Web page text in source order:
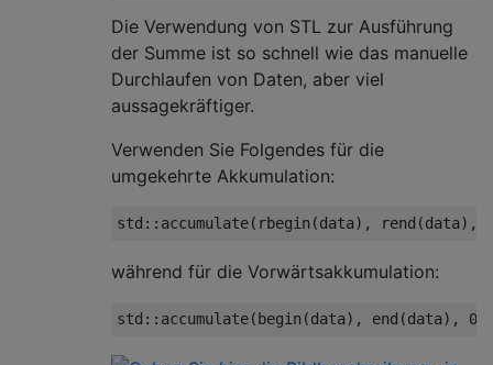
Die Verwendung von STL zur Ausführung
der Summe ist so schnell wie das manuelle
Durchlaufen von Daten, aber viel
aussagekräftiger.
Verwenden Sie Folgendes für die
umgekehrte Akkumulation:
std :: accumulate( rbegin (data), rend (data),
während für die Vorwärtsakkumulation:
std :: accumulate(begin (data), end (data),